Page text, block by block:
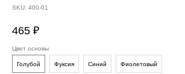
SKU: 400-01
465 ₽
Цвет основы
Голубой Фуксия Синий Фиолетовый